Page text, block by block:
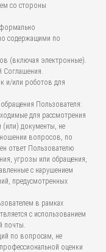
со стороны
содержащими по
(включая электронные).
Соглашения.
и/или роботов для
Пользователя:
для рассмотрения
документы, не
вопросов, по
ответ Пользователю
угрозы или обращения,
с нарушением
предусмотренных
в рамках
с использованием
почты.
по вопросам, не
оценки